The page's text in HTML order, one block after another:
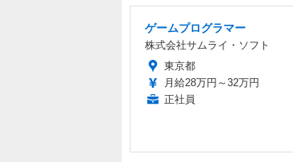
ゲームプログラマー
株式会社サムライ・ソフト
東京都
月給28万円～32万円
正社員